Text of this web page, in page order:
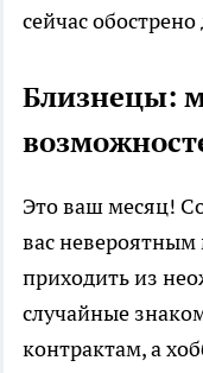
сейчас
Близнецы:
Это ваш месяц!
вас невероятным
приходить из
случайные
контрактам, а